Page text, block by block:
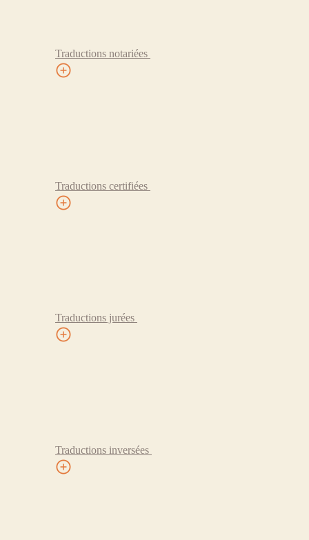
Traductions notariées
Traductions certifiées
Traductions jurées
Traductions inversées